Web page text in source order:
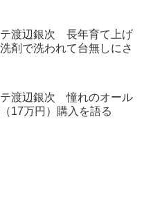
テ渡辺銀次 長年育て上げ
剤で洗われて台無しにさ
テ渡辺銀次 憧れのオール
17万円）購入を語る